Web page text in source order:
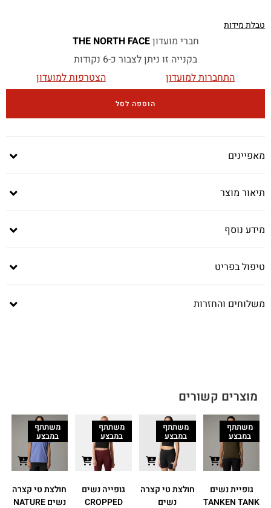
טבלת מידות
חברי מועדוןTHE NORTH FACE
בקנייה זו ניתן לצבור כ-6 נקודות
התחברות למועדון
הצטרפות למועדון
הוספה לסל
מאפיינים
תיאור מוצר
מידע נוסף
טיפול בפריט
משלוחים והחזרות
מוצרים קשורים
משתתף
במבצע
גופיית נשים
TANKEN TANK
משתתף
במבצע
חולצת טי קצרה
נשים
משתתף
במבצע
גופייה נשים
CROPPED
משתתף
במבצע
חולצת טי קצרה
נשים NATURE